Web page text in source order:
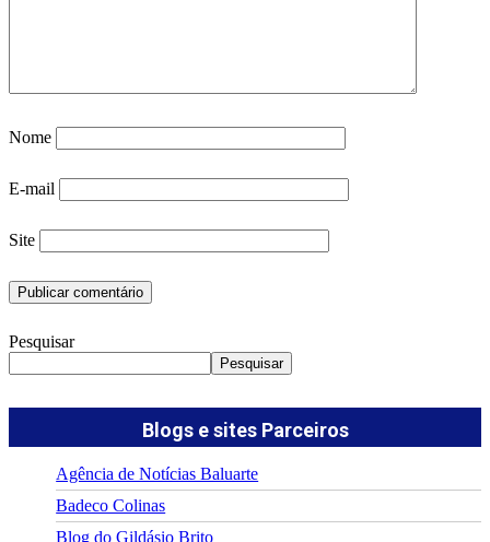
Nome
E-mail
Site
Pesquisar
Pesquisar
Blogs e sites Parceiros
Agência de Notícias Baluarte
Badeco Colinas
Blog do Gildásio Brito